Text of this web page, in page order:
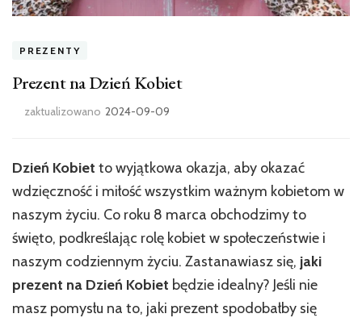
PREZENTY
Prezent na Dzień Kobiet
zaktualizowano 2024-09-09
Dzień Kobiet to wyjątkowa okazja, aby okazać
wdzięczność i miłość wszystkim ważnym kobietom w
naszym życiu. Co roku 8 marca obchodzimy to
święto, podkreślając rolę kobiet w społeczeństwie i
naszym codziennym życiu. Zastanawiasz się, jaki
prezent na Dzień Kobiet będzie idealny? Jeśli nie
masz pomysłu na to, jaki prezent spodobałby się